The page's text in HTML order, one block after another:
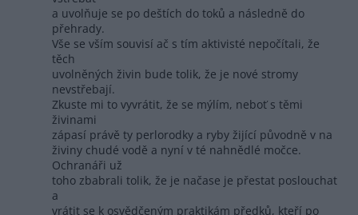
a uvolňuje se po deštích do toků a následně do
přehrady.
Vše se vším souvisí ač s tím aktivisté nepočítali, že
těch
uvolněných živin bude tolik, že je nové stromy
nevstřebají.
Zkuste mi to vyvrátit, že se mýlím, neboť s těmi
živinami
zápasí právě ty perlorodky a ryby žijící původně v na
živiny chudé vodě a nyní v té nahnědlé močce.
Ochranáři už
toho zbabrali tolik, že je načase je přestat poslouchat
a
vrátit se k osvědčeným praktikám předků, kteří po